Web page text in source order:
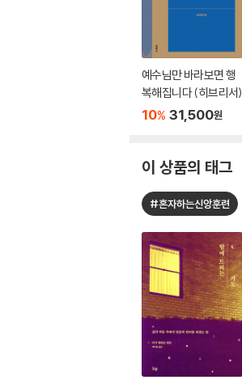
예수님만 바라보면 행
복해집니다 (히브리서)
10% 31,500원
이 상품의 태그
#혼자하는신앙훈련